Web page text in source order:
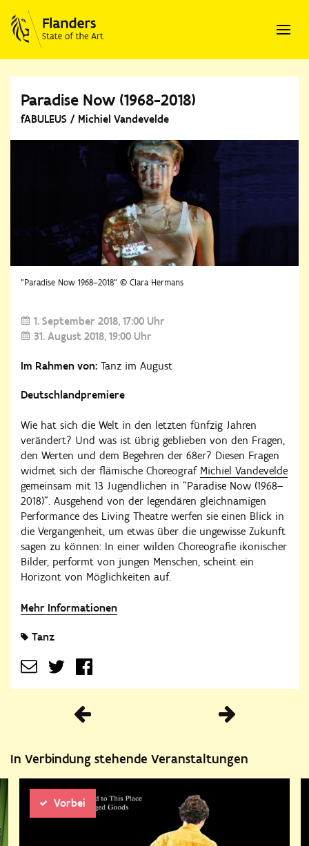
Paradise Now (1968-2018)
fABULEUS / Michiel Vandevelde
"Paradise Now 1968–2018" © Clara Hermans
1. September 2018 17:00 Uhr
31. August 2018 19:00 Uhr
Im Rahmen von: Tanz im August
Deutschlandpremiere
Wie hat sich die Welt in den letzten fünfzig Jahren
verändert? Und was ist übrig geblieben von den Fragen,
den Werten und dem Begehren der 68er? Diesen Fragen
widmet sich der flämische Choreograf Michiel Vandevelde
gemeinsam mit 13 Jugendlichen in “Paradise Now (1968–
2018)”. Ausgehend von der legendären gleichnamigen
Performance des Living Theatre werfen sie einen Blick in
die Vergangenheit, um etwas über die ungewisse Zukunft
sagen zu können: In einer wilden Choreografie ikonischer
Bilder, performt von jungen Menschen, scheint ein
Horizont von Möglichkeiten auf.
Mehr Informationen
Tanz
Vorherige
In Verbindung stehende Veranstaltungen
Vorbei